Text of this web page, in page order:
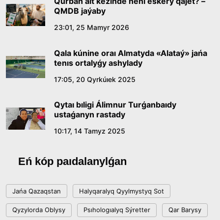
Qazaq tilindegi «qut» konseptisiniń
09:21, 21 Shilde 2026
Abaıdyń adam tárbıesi týraly kózqarastarynyń
18:59, 20 Shilde 2026
álde básekelesi me?
Ulttyq arhıvtiń ashylǵanyna 20 jyl: negizgi
jetistikteri men damý baǵyty
QMDB jaýaby
23:01, 25 Mamyr 2026
Qala kúnine oraı Almatyda «Alataý» jańa
tenıs ortalyǵy ashylady
17:05, 20 Qyrkúıek 2025
Qytaı bıligi Álimnur Turǵanbaıdy
ustaǵanyn rastady
10:17, 14 Tamyz 2025
Eń kóp paıdalanylǵan
Jańa Qazaqstan Halyqaralyq Qyylmystyq Sot
Qyzylorda Oblysy Psıhologıalyq Sýretter Qar Barysy